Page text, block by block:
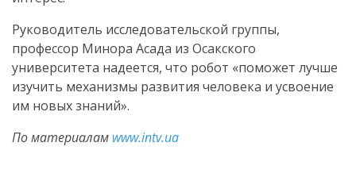
Руководитель исследовательской группы,
профессор Минора Асада из Осакского
университета надеется, что робот «поможет лучше
изучить механизмы развития человека и усвоение
им новых знаний».
По материалам www.intv.ua